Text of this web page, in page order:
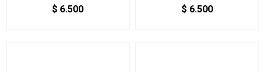
$ 6.500 $ 6.500